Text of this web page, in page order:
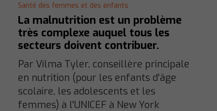
Santé des femmes et des enfants
La malnutrition est un problème
très complexe auquel tous les
secteurs doivent contribuer.
Par Vilma Tyler, conseillère principale
en nutrition (pour les enfants d'âge
scolaire, les adolescents et les
femmes) à l'UNICEF à New York